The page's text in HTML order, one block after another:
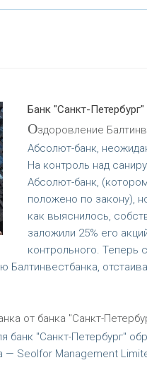
Банк "Санкт-
Оздоровление
Абсолют-банк,
На контроль над
Абсолют-банк,
положено по закону),
как выяснилось,
заложили 25% его
контрольного. Теперь
Балтинвестбанка,
от банка "Санкт-
"Санкт-Петербург"
Seolfor Management